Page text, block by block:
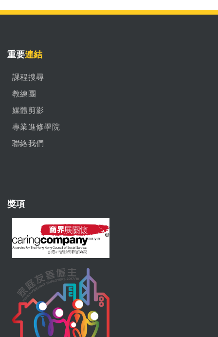
重要連結
課程搜尋
教練團
媒體剪影
專業進修學院
聯絡我們
獎項